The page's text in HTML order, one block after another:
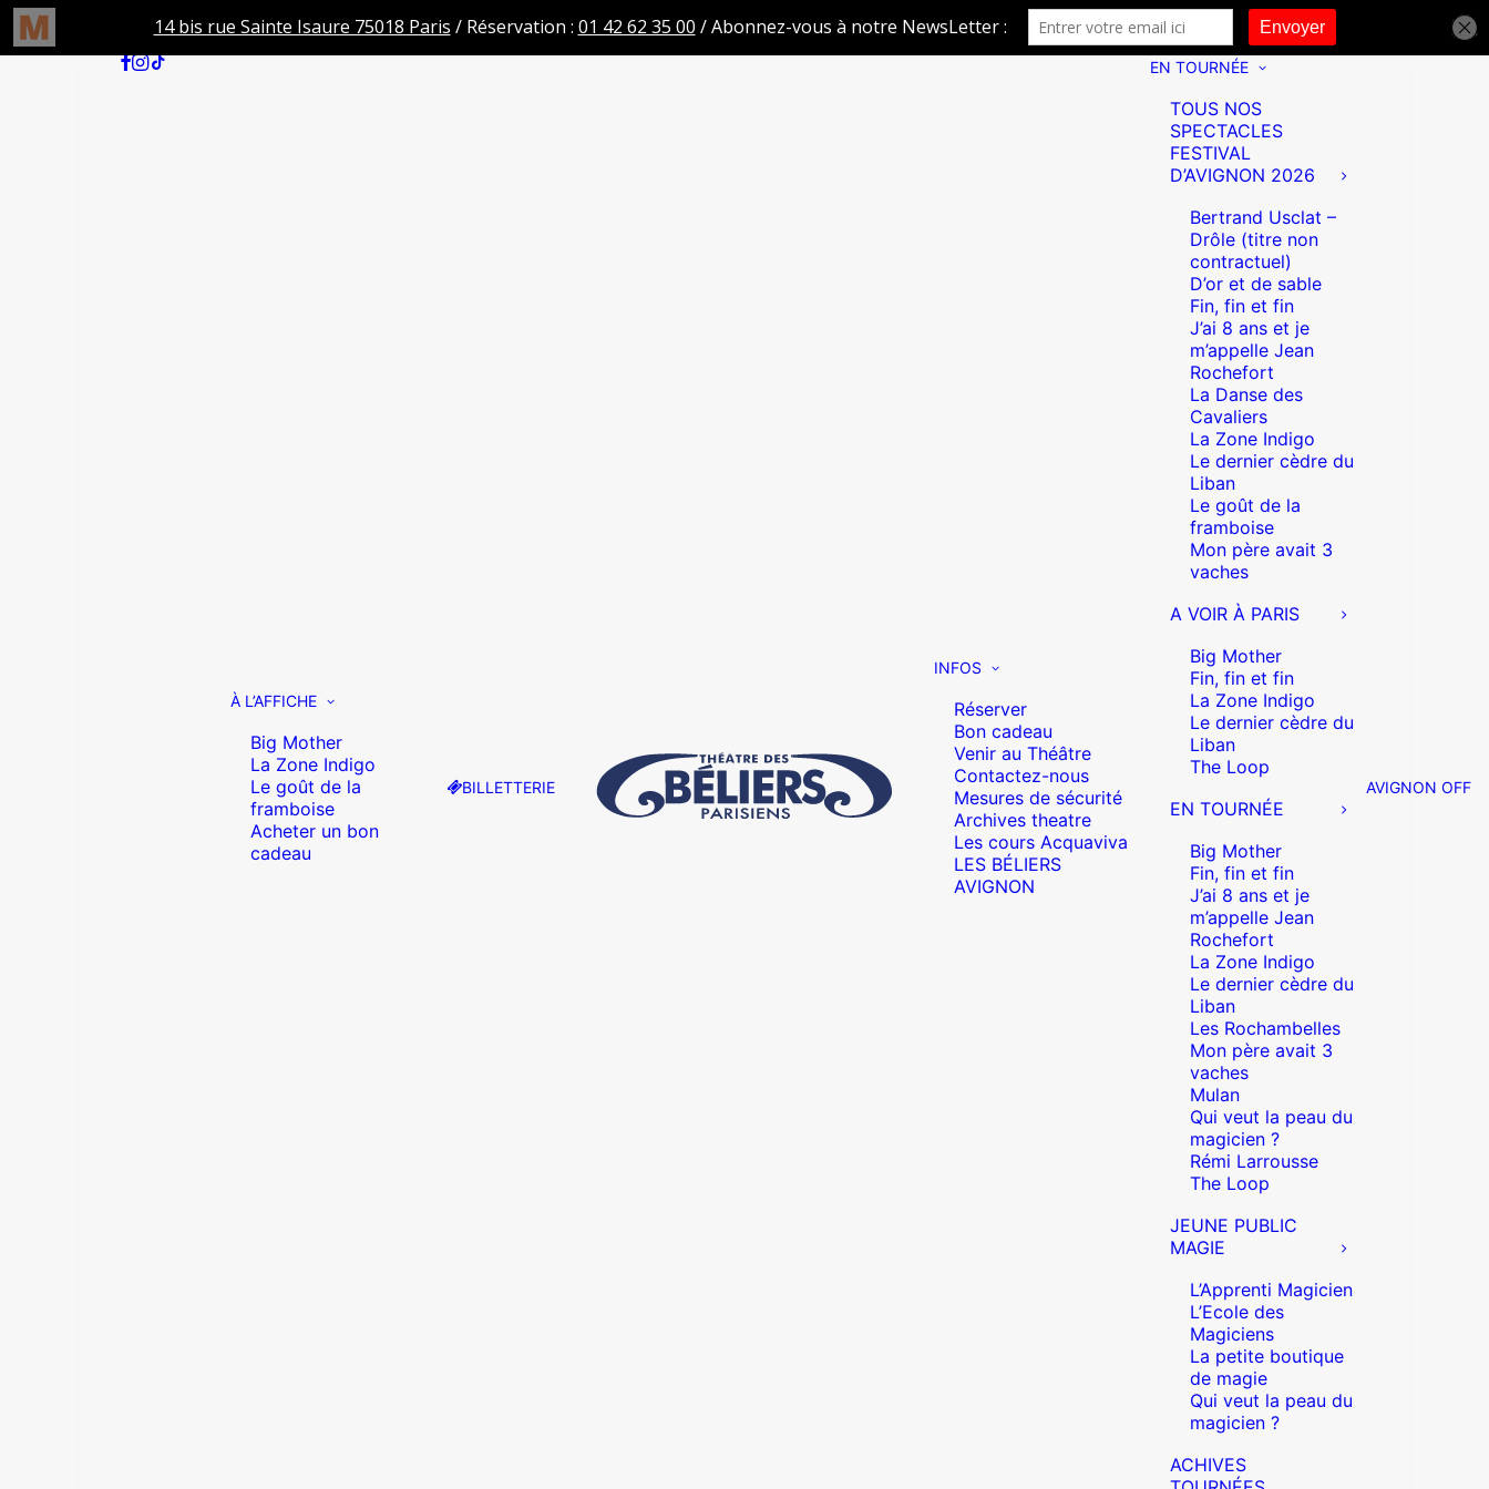
À L’AFFICHE
Big Mother
La Zone Indigo
Le goût de la
framboise
Acheter un bon
cadeau
BILLETTERIE
INFOS
Réserver
Bon cadeau
Venir au Théâtre
Contactez-nous
Mesures de sécurité
Archives theatre
Les cours Acquaviva
LES BÉLIERS
AVIGNON
EN TOURNÉE
TOUS NOS
SPECTACLES
FESTIVAL
D’AVIGNON 2026
Bertrand Usclat –
Drôle (titre non
contractuel)
D’or et de sable
Fin, fin et fin
J’ai 8 ans et je
m’appelle Jean
Rochefort
La Danse des
Cavaliers
La Zone Indigo
Le dernier cèdre du
Liban
Le goût de la
framboise
Mon père avait 3
vaches
A VOIR À PARIS
Big Mother
Fin, fin et fin
La Zone Indigo
Le dernier cèdre du
Liban
The Loop
EN TOURNÉE
Big Mother
Fin, fin et fin
J’ai 8 ans et je
m’appelle Jean
Rochefort
La Zone Indigo
Le dernier cèdre du
Liban
Les Rochambelles
Mon père avait 3
vaches
Mulan
Qui veut la peau du
magicien ?
Rémi Larrousse
The Loop
JEUNE PUBLIC
MAGIE
L’Apprenti Magicien
L’Ecole des
Magiciens
La petite boutique
de magie
Qui veut la peau du
magicien ?
ACHIVES
AVIGNON OFF